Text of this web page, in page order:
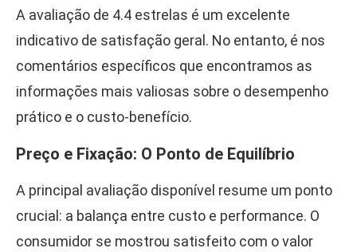
A avaliação de 4.4 estrelas é um excelente
indicativo de satisfação geral. No entanto, é nos
comentários específicos que encontramos as
informações mais valiosas sobre o desempenho
prático e o custo-benefício.
Preço e Fixação: O Ponto de Equilíbrio
A principal avaliação disponível resume um ponto
crucial: a balança entre custo e performance. O
consumidor se mostrou satisfeito com o valor